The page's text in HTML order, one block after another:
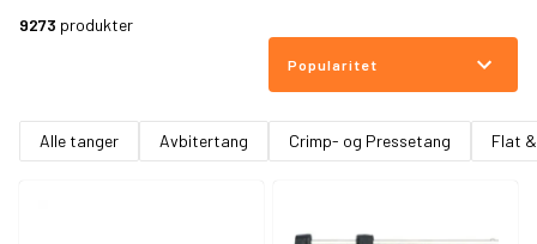
9273 produkter
Popularitet
Alle tanger Avbitertang Crimp- og Pressetang Flat